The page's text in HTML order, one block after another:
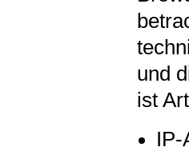
und
ist
IP-